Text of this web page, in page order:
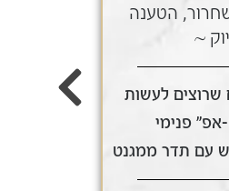
הטענה
~
שרוצים לעשות
פנימי
עם תדר ממגנט